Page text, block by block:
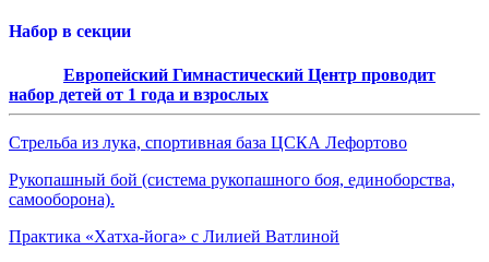
Набор в секции
Европейский Гимнастический Центр проводит
набор детей от 1 года и взрослых
Стрельба из лука, спортивная база ЦСКА Лефортово
Рукопашный бой (система рукопашного боя, единоборства,
самооборона).
Практика «Хатха-йога» с Лилией Ватлиной